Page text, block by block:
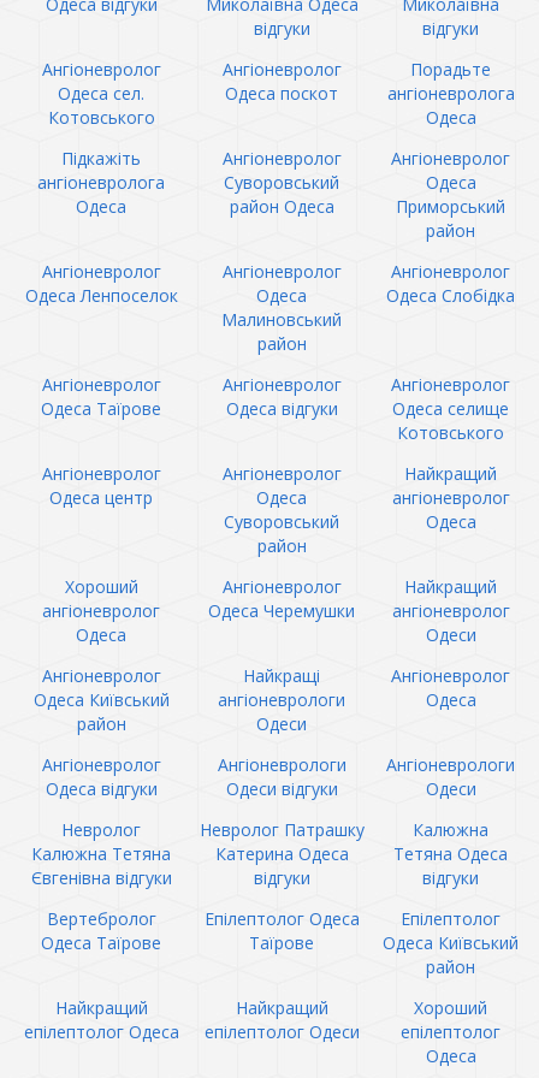
відгуки
відгуки
Ангіоневролог
Одеса сел.
Котовського
Ангіоневролог
Одеса поскот
Порадьте
ангіоневролога
Одеса
Підкажіть
ангіоневролога
Одеса
Ангіоневролог
Суворовський
район Одеса
Ангіоневролог
Одеса
Приморський
район
Ангіоневролог
Одеса Ленпоселок
Ангіоневролог
Одеса
Малиновський
район
Ангіоневролог
Одеса Слобідка
Ангіоневролог
Одеса Таїрове
Ангіоневролог
Одеса відгуки
Ангіоневролог
Одеса селище
Котовського
Ангіоневролог
Одеса центр
Ангіоневролог
Одеса
Суворовський
район
Найкращий
ангіоневролог
Одеса
Хороший
ангіоневролог
Одеса
Ангіоневролог
Одеса Черемушки
Найкращий
ангіоневролог
Одеси
Ангіоневролог
Одеса Київський
район
Найкращі
ангіоневрологи
Одеси
Ангіоневролог
Одеса
Ангіоневролог
Одеса відгуки
Ангіоневрологи
Одеси відгуки
Ангіоневрологи
Одеси
Невролог
Калюжна Тетяна
Євгенівна відгуки
Невролог Патрашку
Катерина Одеса
відгуки
Калюжна
Тетяна Одеса
відгуки
Вертебролог
Одеса Таїрове
Епілептолог Одеса
Таїрове
Епілептолог
Одеса Київський
район
Найкращий
епілептолог Одеса
Найкращий
епілептолог Одеси
Хороший
епілептолог
Одеса